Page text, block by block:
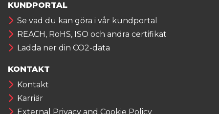
KUNDPORTAL
Se vad du kan göra i vår kundportal
REACH, RoHS, ISO och andra certifikat
Ladda ner din CO2-data
KONTAKT
Kontakt
Karriär
External Privacy and Cookie Policy